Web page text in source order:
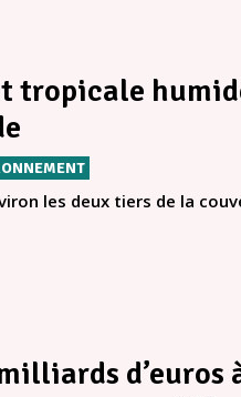
tropicale
les deux tiers de la